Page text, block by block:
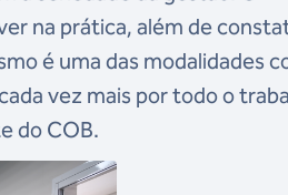
na prática, além de
é uma das modalidades
vez mais por todo o
do COB.